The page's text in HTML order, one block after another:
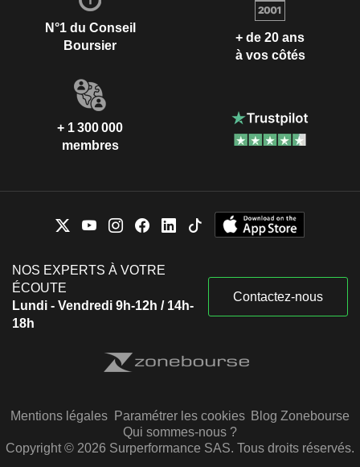
N°1 du Conseil
Boursier
+ de 20 ans
à vos côtés
+ 1 300 000
membres
NOS EXPERTS À VOTRE
ÉCOUTE
Lundi - Vendredi 9h-12h / 14h-
18h
Contactez-nous
Mentions légales Paramétrer les cookies Blog Zonebourse
Qui sommes-nous ?
Copyright © 2026 Surperformance SAS. Tous droits réservés.